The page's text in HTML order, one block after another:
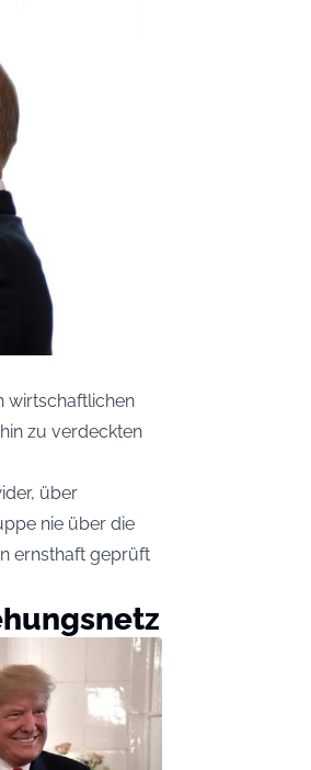
wirtschaftlichen
zu verdeckten
über
nie über die
ernsthaft geprüft